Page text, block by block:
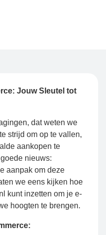
Jouw Sleutel tot
dat weten we
strijd om op te vallen,
aankopen te
nieuws:
aanpak om deze
we eens kijken hoe
kunt inzetten om je e-
hoogten te brengen.